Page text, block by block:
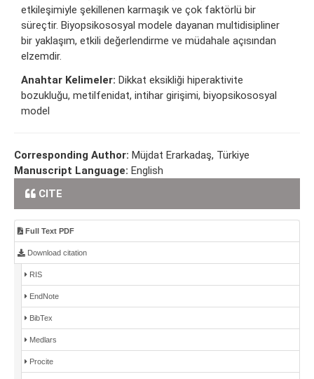
etkileşimiyle şekillenen karmaşık ve çok faktörlü bir
süreçtir. Biyopsikososyal modele dayanan multidisipliner
bir yaklaşım, etkili değerlendirme ve müdahale açısından
elzemdir.
Anahtar Kelimeler: Dikkat eksikliği hiperaktivite
bozukluğu, metilfenidat, intihar girişimi, biyopsikososyal
model
Corresponding Author: Müjdat Erarkadaş, Türkiye
Manuscript Language: English
CITE
Full Text PDF
Download citation
RIS
EndNote
BibTex
Medlars
Procite